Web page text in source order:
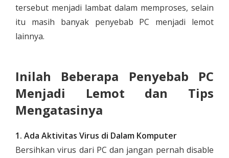
tersebut menjadi lambat dalam memproses, selain
itu masih banyak penyebab PC menjadi lemot
lainnya.
Inilah Beberapa Penyebab PC
Menjadi Lemot dan Tips
Mengatasinya
1. Ada Aktivitas Virus di Dalam Komputer
Bersihkan virus dari PC dan jangan pernah disable